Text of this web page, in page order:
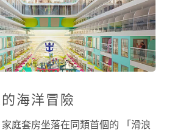
海洋冒險
家庭套房坐落在同類首個的 「滑浪